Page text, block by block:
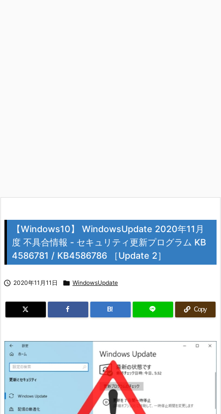
【Windows10】 WindowsUpdate 2020年11月
度 不具合情報 - セキュリティ更新プログラム KB
4586781 / KB4586786 ［Update 2］
 2020年11月11日  WindowsUpdate
B! Copy